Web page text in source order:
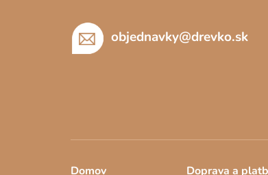
objednavky@drevko.sk
Domov Doprava a